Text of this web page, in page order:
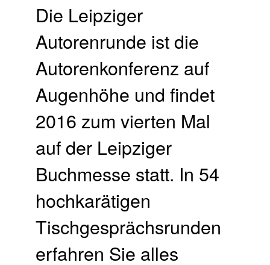
Die Leipziger
Autorenrunde ist die
Autorenkonferenz auf
Augenhöhe und findet
2016 zum vierten Mal
auf der Leipziger
Buchmesse statt. In 54
hochkarätigen
Tischgesprächsrunden
erfahren Sie alles